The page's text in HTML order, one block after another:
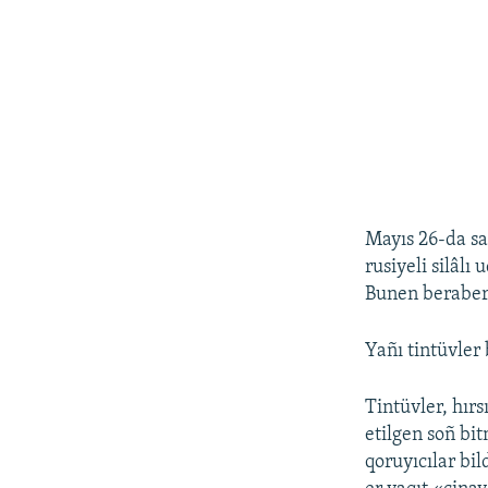
Mayıs 26-da
rusiyeli silâlı
Bunen
Yañı tintüvler
Tintüvler,
etilgen soñ
qoruyıcılar